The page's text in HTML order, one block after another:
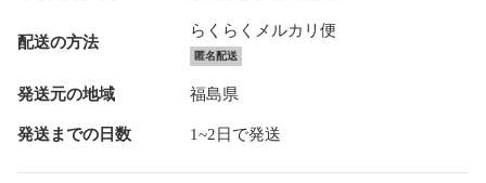
配送の方法
らくらくメルカリ便
匿名配送
発送元の地域 福島県
発送までの日数 1~2日で発送